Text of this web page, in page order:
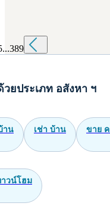
...389
ยประเภท อสังหา ฯ
าน เช่า บ้าน ขาย
าวน์โฮม